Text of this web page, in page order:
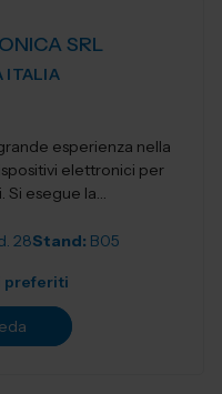
SRL
ITALIA
esperienza nella
elettronici per
Si esegue la
28Stand: B05
preferiti